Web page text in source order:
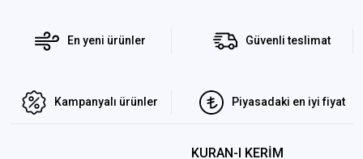
En yeni ürünler Güvenli teslimat
Kampanyalı ürünler Piyasadaki en iyi fiyat
KURAN-I KERİM